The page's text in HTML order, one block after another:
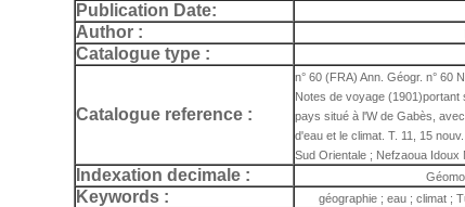
Publication Date:
Author :
Catalogue type :
Catalogue reference :
n° 60 (FRA) Ann. Géogr. n° 60
Notes de voyage (1901)portant
pays situé à l'W de Gabès,
d'eau et le climat. T. 11, 15
Sud Orientale ; Nefzaoua Idoux
Indexation decimale :
Keywords : géographie ; eau ; climat ;